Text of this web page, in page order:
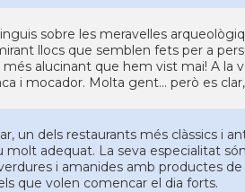
sobre les meravelles
llocs que semblen fets per a
alucinant que hem vist mai! A la
i mocador. Molta gent... però es
un dels restaurants més clàssics i
molt adequat. La seva especialitat
i amanides amb productes
que volen comencar el dia forts.